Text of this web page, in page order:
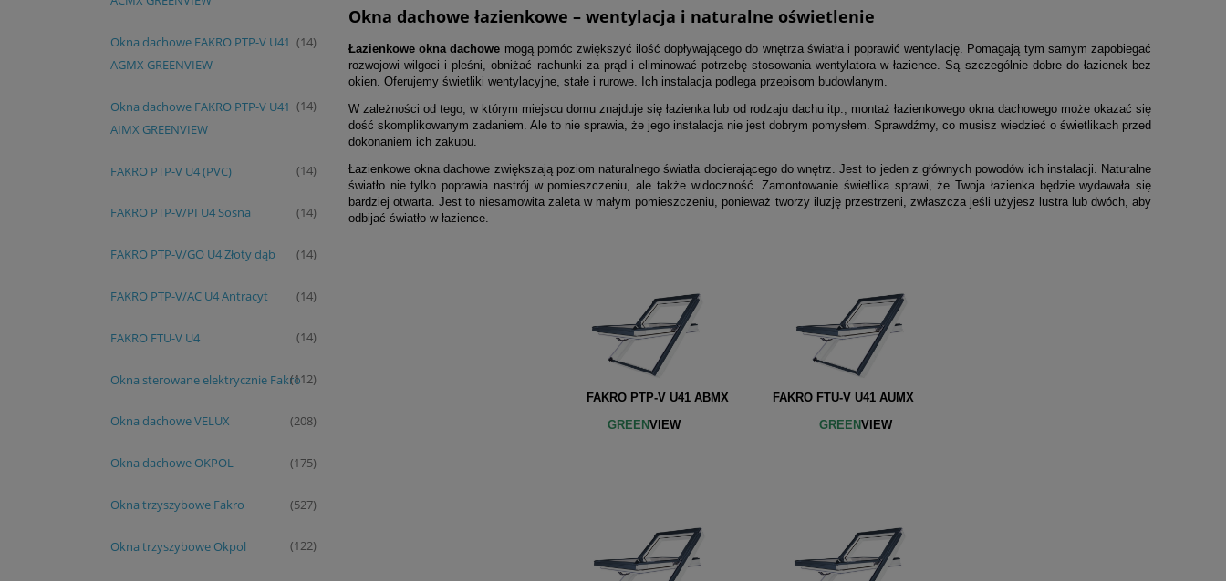
Okna dachowe FAKRO PTP-V U41
AGMX GREENVIEW
(14)
Okna dachowe FAKRO PTP-V U41
AIMX GREENVIEW
(14)
FAKRO PTP-V U4 (PVC) (14)
FAKRO PTP-V/PI U4 Sosna (14)
FAKRO PTP-V/GO U4 Złoty dąb (14)
FAKRO PTP-V/AC U4 Antracyt (14)
FAKRO FTU-V U4 (14)
Okna sterowane elektrycznie Fakro(112)
Okna dachowe VELUX (208)
Okna dachowe OKPOL (175)
Okna trzyszybowe Fakro (527)
Okna trzyszybowe Okpol (122)
Okna dachowe łazienkowe – wentylacja i naturalne oświetlenie
Łazienkowe okna dachowe mogą pomóc zwiększyć ilość dopływającego do wnętrza światła i poprawić wentylację. Pomagają tym samym zapobiegać
rozwojowi wilgoci i pleśni, obniżać rachunki za prąd i eliminować potrzebę stosowania wentylatora w łazience. Są szczególnie dobre do łazienek bez
okien. Oferujemy świetliki wentylacyjne, stałe i rurowe. Ich instalacja podlega przepisom budowlanym.
W zależności od tego, w którym miejscu domu znajduje się łazienka lub od rodzaju dachu itp., montaż łazienkowego okna dachowego może okazać się
dość skomplikowanym zadaniem. Ale to nie sprawia, że jego instalacja nie jest dobrym pomysłem. Sprawdźmy, co musisz wiedzieć o świetlikach przed
dokonaniem ich zakupu.
Łazienkowe okna dachowe zwiększają poziom naturalnego światła docierającego do wnętrz. Jest to jeden z głównych powodów ich instalacji. Naturalne
światło nie tylko poprawia nastrój w pomieszczeniu, ale także widoczność. Zamontowanie świetlika sprawi, że Twoja łazienka będzie wydawała się
bardziej otwarta. Jest to niesamowita zaleta w małym pomieszczeniu, ponieważ tworzy iluzję przestrzeni, zwłaszcza jeśli użyjesz lustra lub dwóch, aby
odbijać światło w łazience.
FAKRO PTP-V U41 ABMX FAKRO FTU-V U41 AUMX
GREENVIEW GREENVIEW